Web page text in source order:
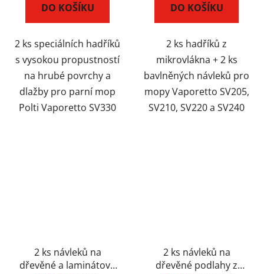
DO KOŠÍKU
2 ks speciálních hadříků
s vysokou propustností
na hrubé povrchy a
dlažby pro parní mop
Polti Vaporetto SV330
DO KOŠÍKU
2 ks hadříků z
mikrovlákna + 2 ks
bavlněných návleků pro
mopy Vaporetto SV205,
SV210, SV220 a SV240
2 ks návleků na
dřevěné a laminátové
2 ks návleků na
dřevěné podlahy z